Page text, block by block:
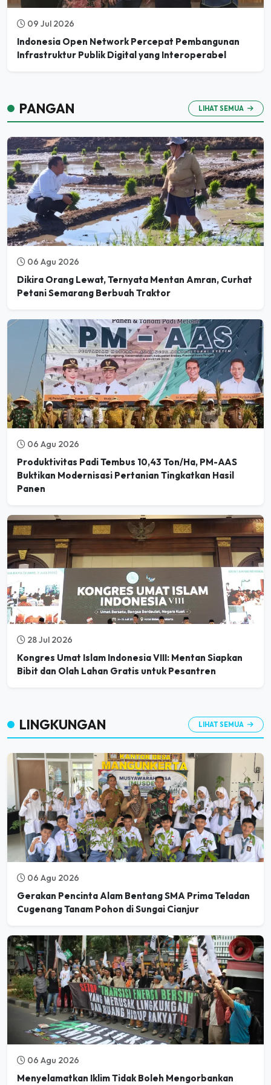
09 Jul 2026
Indonesia Open Network Percepat Pembangunan
Infrastruktur Publik Digital yang Interoperabel
PANGAN LIHAT SEMUA
06 Agu 2026
Dikira Orang Lewat, Ternyata Mentan Amran, Curhat
Petani Semarang Berbuah Traktor
06 Agu 2026
Produktivitas Padi Tembus 10,43 Ton/Ha, PM-AAS
Buktikan Modernisasi Pertanian Tingkatkan Hasil
Panen
28 Jul 2026
Kongres Umat Islam Indonesia VIII: Mentan Siapkan
Bibit dan Olah Lahan Gratis untuk Pesantren
LINGKUNGAN LIHAT SEMUA
06 Agu 2026
Gerakan Pencinta Alam Bentang SMA Prima Teladan
Cugenang Tanam Pohon di Sungai Cianjur
06 Agu 2026
Menyelamatkan Iklim Tidak Boleh Mengorbankan